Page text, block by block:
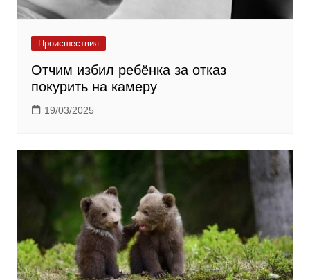
Происшествия
Отчим избил ребёнка за отказ
покурить на камеру
19/03/2025